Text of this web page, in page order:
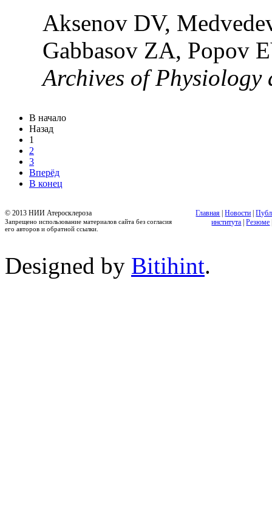
Aksenov DV,
Gabbasov ZA, Popov
Archives of Physiology
В начало
Назад
1
2
3
Вперёд
В конец
© 2013 НИИ Атеросклероза
Запрещено использование материалов сайта без согласия
его авторов и обратной ссылки.
Главная |Новости |
института |Резюме
Designed by Bitihint.